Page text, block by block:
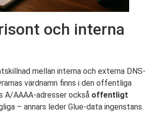
och interna
mellan interna och externa DNS-
värdnamn finns i den offentliga
A/AAAA-adresser också offentligt
– annars leder Glue-data ingenstans.